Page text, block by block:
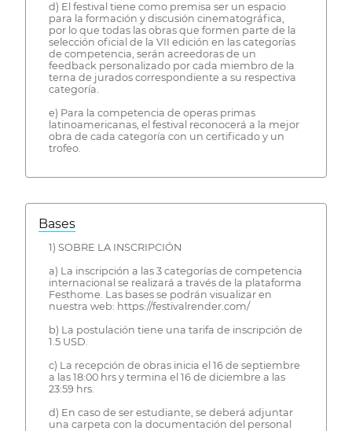
d) El festival tiene como premisa ser un espacio
para la formación y discusión cinematográfica,
por lo que todas las obras que formen parte de la
selección oficial de la VII edición en las categorías
de competencia, serán acreedoras de un
feedback personalizado por cada miembro de la
terna de jurados correspondiente a su respectiva
categoría.
e) Para la competencia de operas primas
latinoamericanas, el festival reconocerá a la mejor
obra de cada categoría con un certificado y un
trofeo.
Bases
1) SOBRE LA INSCRIPCIÓN
a) La inscripción a las 3 categorías de competencia
internacional se realizará a través de la plataforma
Festhome. Las bases se podrán visualizar en
nuestra web: https://festivalrender.com/
b) La postulación tiene una tarifa de inscripción de
1.5 USD.
c) La recepción de obras inicia el 16 de septiembre
a las 18:00 hrs y termina el 16 de diciembre a las
23:59 hrs.
d) En caso de ser estudiante, se deberá adjuntar
una carpeta con la documentación del personal